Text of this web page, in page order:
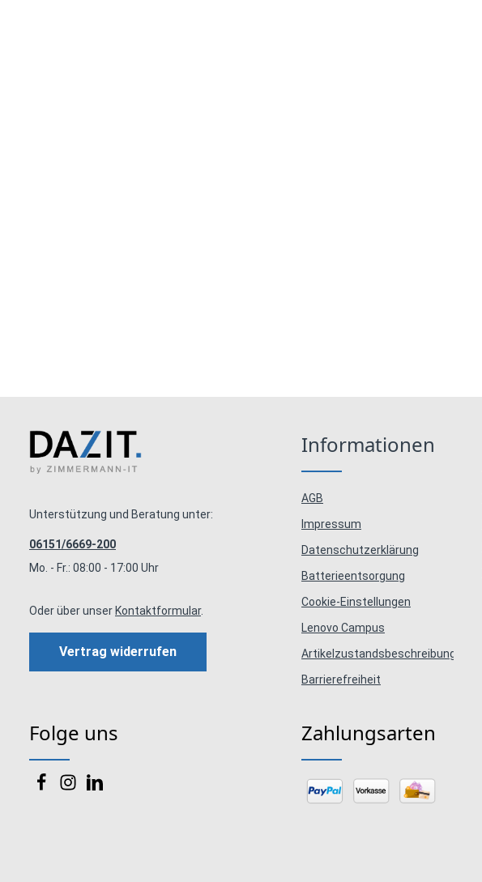
Unterstützung und Beratung unter:
06151/6669-200
Mo. - Fr.: 08:00 - 17:00 Uhr
Oder über unser Kontaktformular.
Vertrag widerrufen
Informationen
AGB
Impressum
Datenschutzerklärung
Batterieentsorgung
Cookie-Einstellungen
Lenovo Campus
Artikelzustandsbeschreibungen
Barrierefreiheit
Folge uns Zahlungsarten